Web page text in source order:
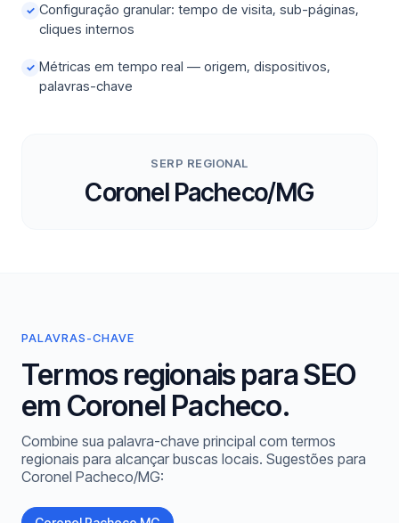
✓ Configuração granular: tempo de visita, sub-páginas,
cliques internos
✓ Métricas em tempo real — origem, dispositivos,
palavras-chave
SERP REGIONAL
Coronel Pacheco/MG
PALAVRAS-CHAVE
Termos regionais para SEO
em Coronel Pacheco.
Combine sua palavra-chave principal com termos
regionais para alcançar buscas locais. Sugestões para
Coronel Pacheco/MG: